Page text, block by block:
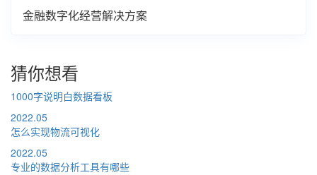
金融数字化经营解决方案
猜你想看
1000字说明白数据看板
2022.05
怎么实现物流可视化
2022.05
专业的数据分析工具有哪些